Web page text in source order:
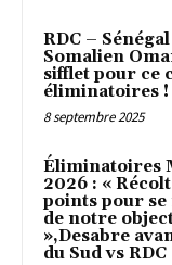
RDC –
Somalien
sifflet pour ce
éliminatoires !
8 septembre 2025
Éliminatoires
2026 : «
points pour
de notre
»,Desabre
du Sud vs RDC